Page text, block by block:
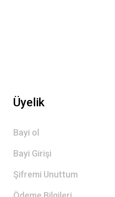
Üyelik
Bayi ol
Bayi Girişi
Şifremi Unuttum